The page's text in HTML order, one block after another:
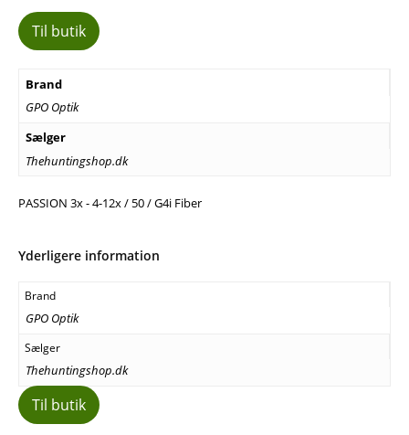
Til butik
Brand
GPO Optik
Sælger
Thehuntingshop.dk
PASSION 3x - 4-12x / 50 / G4i Fiber
Yderligere information
Brand
GPO Optik
Sælger
Thehuntingshop.dk
Til butik